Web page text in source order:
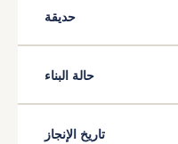
حديقة
حالة البناء
تاريخ الإنجاز